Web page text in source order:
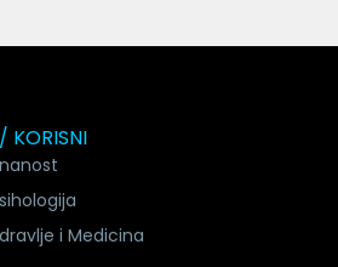
KORISNI
i Medicina